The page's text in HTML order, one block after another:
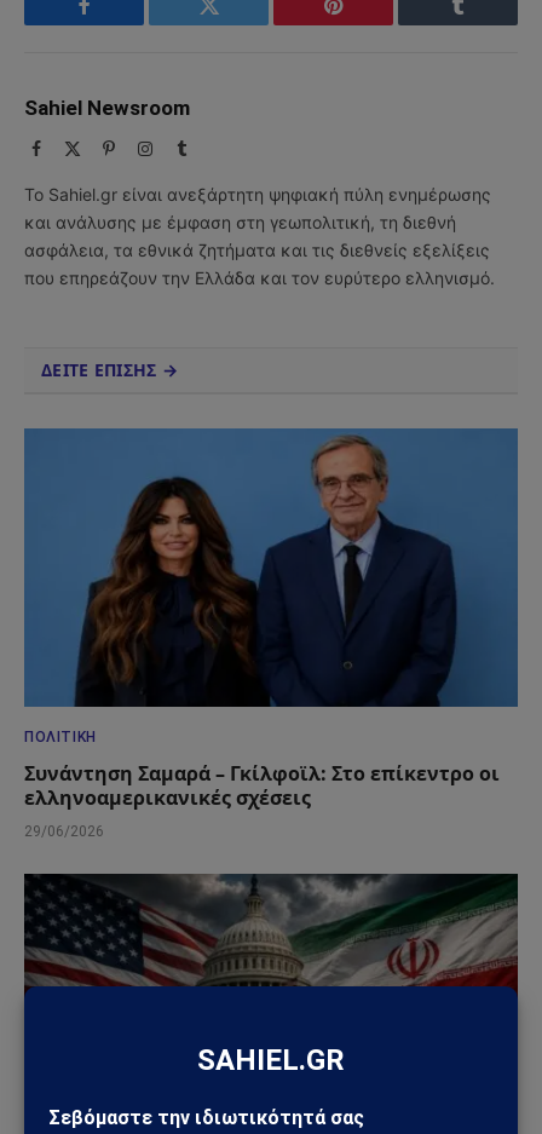
Facebook Twitter Pinterest Tumblr
Sahiel Newsroom
Facebook PinterestInstagram
Tumblr
Το Sahiel.gr είναι ανεξάρτητη ψηφιακή πύλη ενημέρωσης
και ανάλυσης με έμφαση στη γεωπολιτική, τη διεθνή
ασφάλεια, τα εθνικά ζητήματα και τις διεθνείς εξελίξεις
που επηρεάζουν την Ελλάδα και τον ευρύτερο ελληνισμό.
ΔΕΙΤΕ ΕΠΙΣΗΣ →
ΠΟΛΙΤΙΚΉ
Συνάντηση Σαμαρά – Γκίλφοϊλ: Στο επίκεντρο οι
ελληνοαμερικανικές σχέσεις
29/06/2026